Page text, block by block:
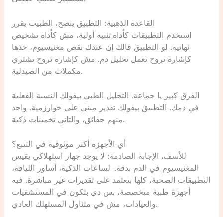
القاعدة الذهبية: التطبيق ينصح، الطبيب يقرر
استخدم التطبيقات كأداة تنبيه أولية، مش كأداة تشخيص
نهائية. لو التطبيق قالك إن عندك نقص مغنيسيوم، خذها
كإشارة تروح تعمل تحليل دم. مش كإشارة تروح تشتري
مكملات من الصيدلية.
الفرق كبير يا جماعة. التحليل الطبي بيقولك النسبة الفعلية
في دمك. التطبيق بيقولك تقدير مبني على خوارزمية. واحد
منهم حقائق، والتاني تخمينات ذكية.
أي الأجهزة أكثر موثوقية في التتبع؟
للأسف، الإجابة الصادمة: لا يوجد جهاز استهلاكي يقيس
المغنيسيوم في الدم بدقة. الساعات الذكية، أساور اللياقة،
التطبيقات الصحية، كلها بتعتمد على تقديرات غير مباشرة. فيه
أجهزة طبية متخصصة، بس دي بتكون في المستشفيات
والعيادات، مش في متناول المستهلك العادي.